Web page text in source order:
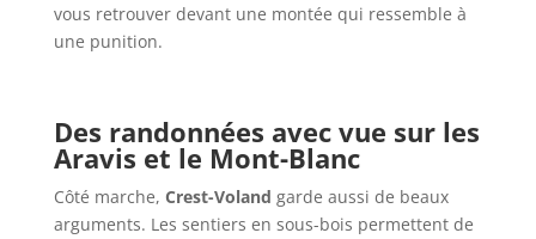
vous retrouver devant une montée qui ressemble à
une punition.
Des randonnées avec vue sur les
Aravis et le Mont-Blanc
Côté marche, Crest-Voland garde aussi de beaux
arguments. Les sentiers en sous-bois permettent de